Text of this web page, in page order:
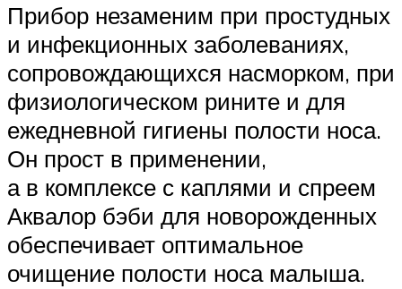
Прибор незаменим при простудных
и инфекционных заболеваниях,
сопровождающихся насморком, при
физиологическом рините и для
ежедневной гигиены полости носа.
Он прост в применении,
а в комплексе с каплями и спреем
Аквалор бэби для новорожденных
обеспечивает оптимальное
очищение полости носа малыша.